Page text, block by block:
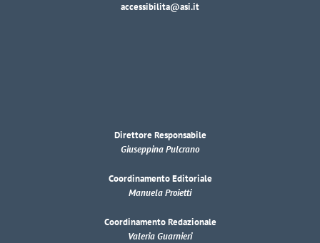
accessibilita@asi.it
Direttore Responsabile
Giuseppina Pulcrano
Coordinamento Editoriale
Manuela Proietti
Coordinamento Redazionale
Valeria Guarnieri